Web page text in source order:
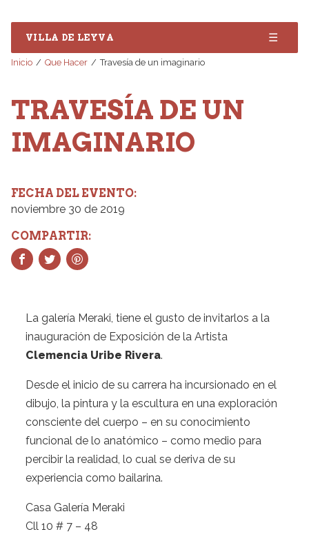
VILLA DE LEYVA ☰
Inicio Que Hacer Travesía de un imaginario
TRAVESÍA DE UN
IMAGINARIO
FECHA DEL EVENTO:
noviembre 30 de 2019
COMPARTIR:
La galería Meraki, tiene el gusto de invitarlos a la
inauguración de Exposición de la Artista
Clemencia Uribe Rivera.
Desde el inicio de su carrera ha incursionado en el
dibujo, la pintura y la escultura en una exploración
consciente del cuerpo – en su conocimiento
funcional de lo anatómico – como medio para
percibir la realidad, lo cual se deriva de su
experiencia como bailarina.
Casa Galería Meraki
Cll 10 # 7 – 48